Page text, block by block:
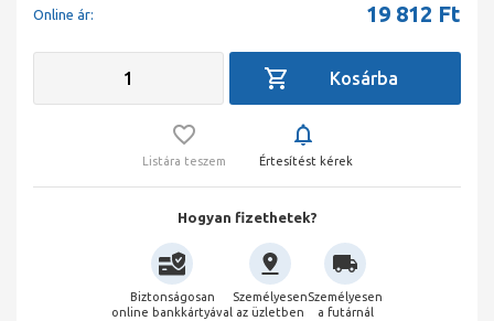
Online ár: 19 812 Ft
Listára teszem Értesítést kérek
Hogyan fizethetek?
Biztonságosan
online bankkártyával
Személyesen
az üzletben
Személyesen
a futárnál